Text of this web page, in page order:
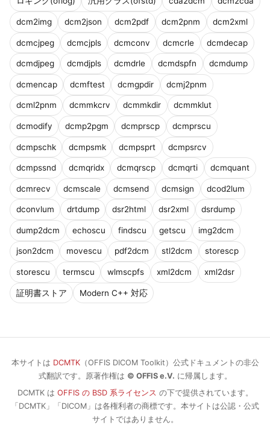
dcm2img dcm2json dcm2pdf dcm2pnm dcm2xml
dcmcjpeg dcmcjpls dcmconv dcmcrle dcmdecap
dcmdjpeg dcmdjpls dcmdrle dcmdspfn dcmdump
dcmencap dcmftest dcmgpdir dcmj2pnm
dcml2pnm dcmmkcrv dcmmkdir dcmmklut
dcmodify dcmp2pgm dcmprscp dcmprscu
dcmpschk dcmpsmk dcmpsprt dcmpsrcv
dcmpssnd dcmqridx dcmqrscp dcmqrti dcmquant
dcmrecv dcmscale dcmsend dcmsign dcod2lum
dconvlum drtdump dsr2html dsr2xml dsrdump
dump2dcm echoscu findscu getscu img2dcm
json2dcm movescu pdf2dcm stl2dcm storescp
storescu termscu wlmscpfs xml2dcm xml2dsr
証明書ストア Modern C++ 対応
本サイトは DCMTK（OFFIS DICOM Toolkit）公式ドキュメントの非公
式翻訳です。原著作権は © OFFIS e.V. に帰属します。
DCMTK は OFFIS の BSD 系ライセンス の下で提供されています。
「DCMTK」「DICOM」は各権利者の商標です。本サイトは公認・公式
サイトではありません。